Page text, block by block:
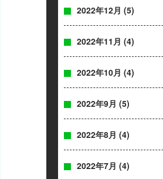
2022年12月 (5)
2022年11月 (4)
2022年10月 (4)
2022年9月 (5)
2022年8月 (4)
2022年7月 (4)